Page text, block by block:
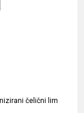
čelični lim